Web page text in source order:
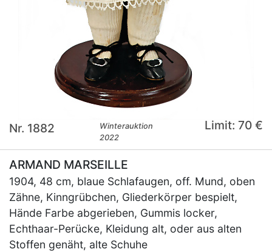
Nr. 1882
Winterauktion
2022
Limit: 70 €
ARMAND MARSEILLE
1904, 48 cm, blaue Schlafaugen, off. Mund, oben
Zähne, Kinngrübchen, Gliederkörper bespielt,
Hände Farbe abgerieben, Gummis locker,
Echthaar-Perücke, Kleidung alt, oder aus alten
Stoffen genäht, alte Schuhe